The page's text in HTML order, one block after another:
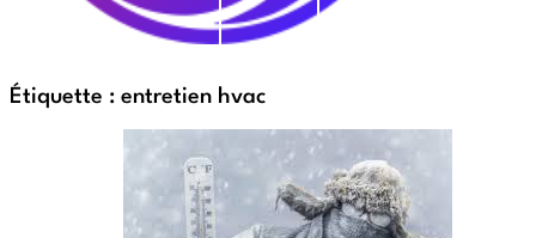
Étiquette : entretien hvac